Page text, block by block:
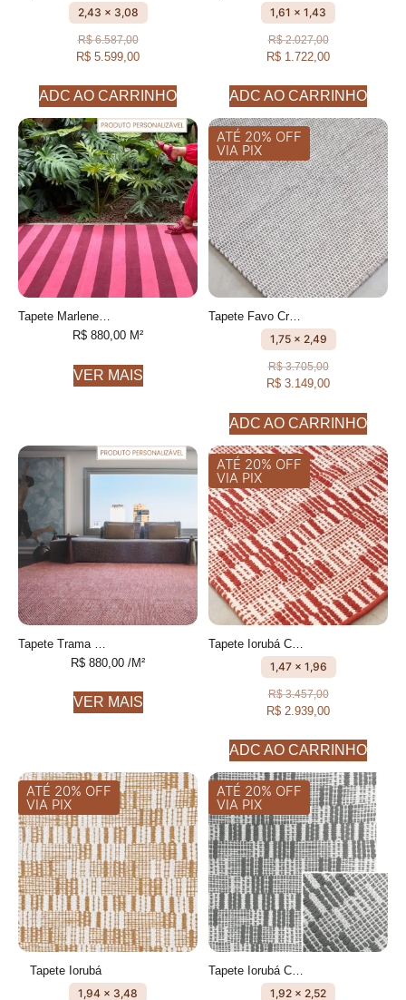
2,43 x 3,08
R$6.587,00
R$ 5.599,00
ADC AO CARRINHO
1,61 x 1,43
R$2.027,00
R$ 1.722,00
ADC AO CARRINHO
Tapete Marlene geométrico feito à mão, 100% algodão reciclado
R$ 880,00 M²
VER MAIS
ATÉ 20% OFF
VIA PIX
Tapete Favo Cru e Caqui feito à mão, 100% algodão reciclado
1,75 x 2,49
R$3.705,00
R$ 3.149,00
ADC AO CARRINHO
R$ 880,00 /M²
VER MAIS
ATÉ 20% OFF
VIA PIX
1,47 x 1,96
R$3.457,00
R$ 2.939,00
ADC AO CARRINHO
ATÉ 20% OFF
VIA PIX
Tapete Iorubá
1,94 x 3,48
ATÉ 20% OFF
VIA PIX
Tapete Iorubá Cru e Caqui geométrico feito à mão, 100% algodão reciclado
1,92 x 2,52